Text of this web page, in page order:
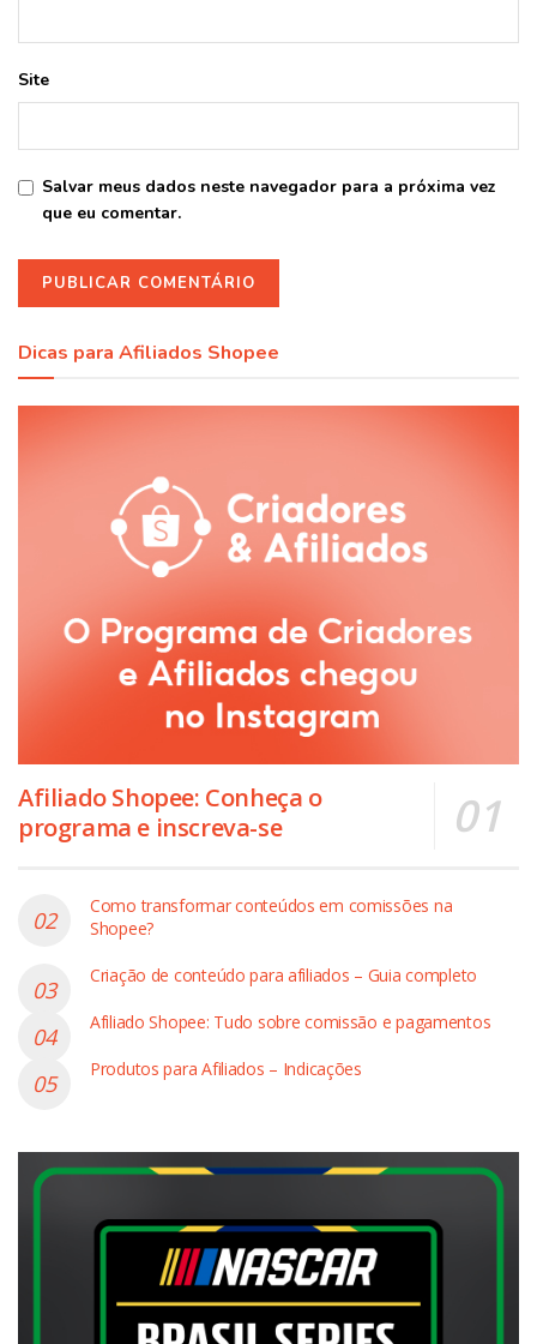
Site
Salvar meus dados neste navegador para a próxima vez
que eu comentar.
Dicas para Afiliados Shopee
Afiliado Shopee: Conheça o
programa e inscreva-se
Como transformar conteúdos em comissões na
Shopee?
Criação de conteúdo para afiliados – Guia completo
Afiliado Shopee: Tudo sobre comissão e pagamentos
Produtos para Afiliados – Indicações